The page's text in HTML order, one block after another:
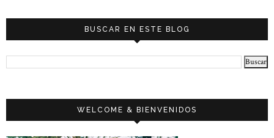
BUSCAR EN ESTE BLOG
WELCOME & BIENVENIDOS